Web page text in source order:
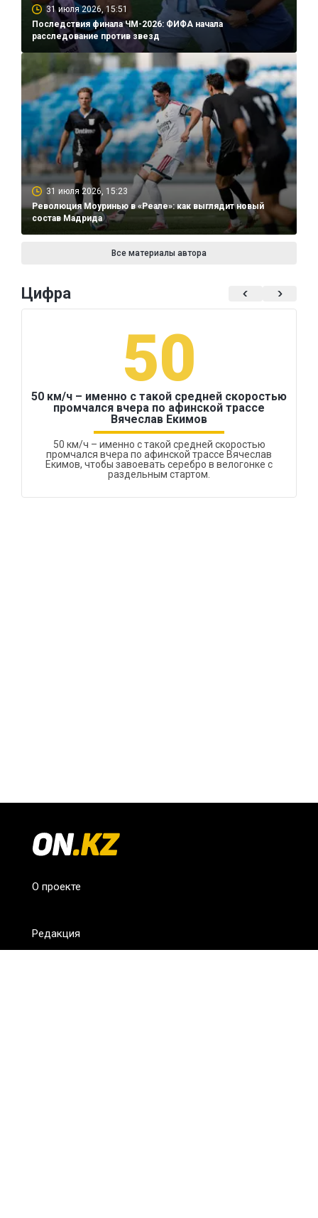
31 июля 2026, 15:51
Последствия финала ЧМ-2026: ФИФА начала
расследование против звезд
31 июля 2026, 15:23
Революция Моуринью в «Реале»: как выглядит новый
состав Мадрида
Все материалы автора
Цифра
50
50 км/ч – именно с такой средней скоростью
промчался вчера по афинской трассе
Вячеслав Екимов
50 км/ч – именно с такой средней скоростью
промчался вчера по афинской трассе Вячеслав
Екимов, чтобы завоевать серебро в велогонке с
раздельным стартом.
О проекте
Редакция